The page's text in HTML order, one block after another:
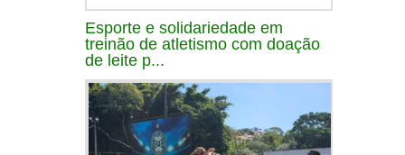
Esporte e solidariedade em
treinão de atletismo com doação
de leite p...